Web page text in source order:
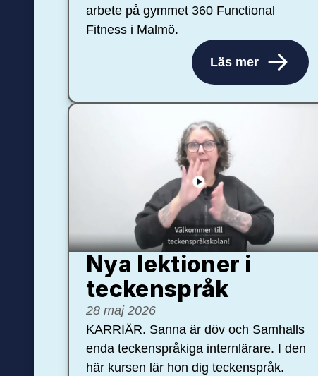
arbete på gymmet 360 Functional
Fitness i Malmö.
Läs mer
Nya lektioner i
teckenspråk
28 maj 2026
KARRIÄR. Sanna är döv och Samhalls
enda teckenspråkiga internlärare. I den
här kursen lär hon dig teckenspråk.